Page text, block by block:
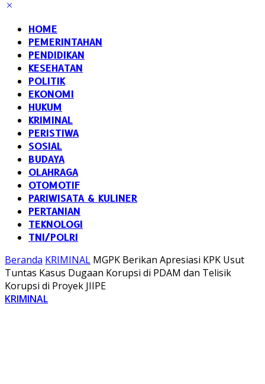
HOME
PEMERINTAHAN
PENDIDIKAN
KESEHATAN
POLITIK
EKONOMI
HUKUM
KRIMINAL
PERISTIWA
SOSIAL
BUDAYA
OLAHRAGA
OTOMOTIF
PARIWISATA & KULINER
PERTANIAN
TEKNOLOGI
TNI/POLRI
Beranda KRIMINAL MGPK Berikan Apresiasi KPK Usut
Tuntas Kasus Dugaan Korupsi di PDAM dan Telisik
Korupsi di Proyek JIIPE
KRIMINAL